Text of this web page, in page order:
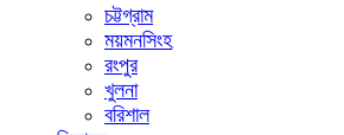
চট্টগ্রাম
ময়মনসিংহ
রংপুর
খুলনা
বরিশাল